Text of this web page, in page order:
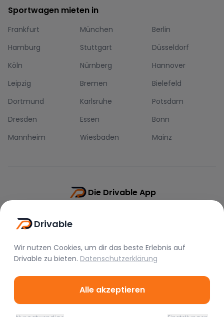
Sportwagen mieten in
Frankfurt München
Berlin
Hamburg
Stuttgart
Düsseldorf
Köln
Nürnberg
Hannover
Leipzig
Bremen
Bielefeld
Dortmund
Karlsruhe
Potsdam
Dresden
Essen
Bonn
Mannheim
Wiesbaden Mainz
Die Drivable App
©2026Drivable.Alle Rechte vorbehalten.
Drivable
Wir nutzen Cookies, um dir das beste Erlebnis auf
Drivable zu bieten. Datenschutzerklärung
Alle akzeptieren